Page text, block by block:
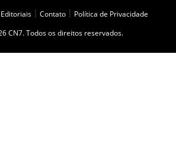
Contato
Política de Privacidade
CN7. Todos os direitos reservados.